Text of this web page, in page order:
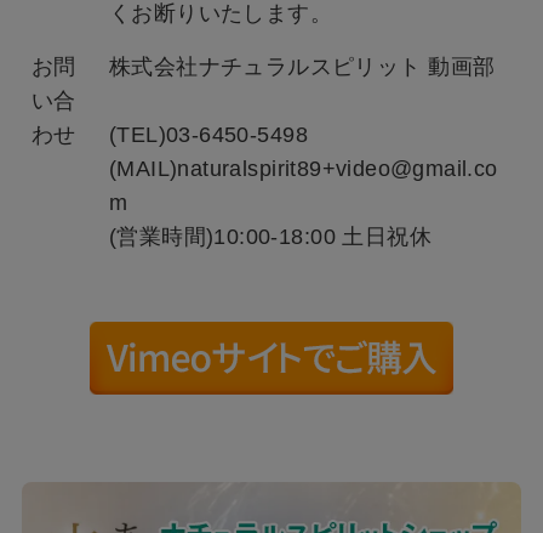
くお断りいたします。
お問
い合
わせ
株式会社ナチュラルスピリット 動画部
(TEL)03-6450-5498
(MAIL)naturalspirit89+video@gmail.co
m
(営業時間)10:00-18:00 土日祝休